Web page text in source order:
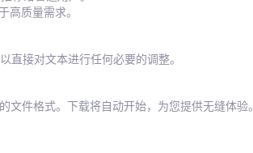
高质量需求。
直接对文本进行任何必要的调整。
件格式。下载将自动开始，为您提供无缝体验。